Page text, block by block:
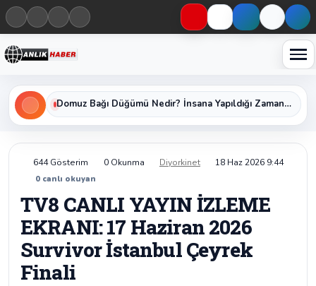
Haberleri keşfet
Domuz Bağı Düğümü Nedir? İnsana Yapıldığı Zaman Yavaş Yavaş Öldüren Ölümcül Düğümün Kan Donduran Gerçekleri
644 Gösterim 0 Okunma Diyorkinet 18 Haz 2026 9:44
0canlı okuyan
TV8 CANLI YAYIN İZLEME
EKRANI: 17 Haziran 2026
Survivor İstanbul Çeyrek
Finali